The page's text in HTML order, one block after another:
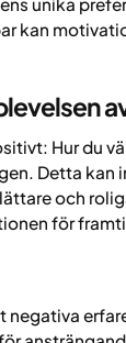
kan
Hur du
Detta
och
för
negativa